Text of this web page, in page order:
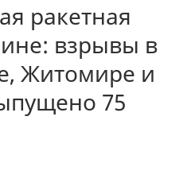
ракетная
взрывы в
Житомире и
75